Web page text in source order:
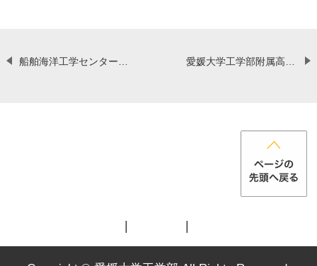
船舶海洋工学センターコンソーシアム会議・シンポジウムを開催しました 【８月２３日（金）】 愛媛大学工学部附属高機能材料センターキックオフシンポジウムを開催します。
問
種
ッ
ラ